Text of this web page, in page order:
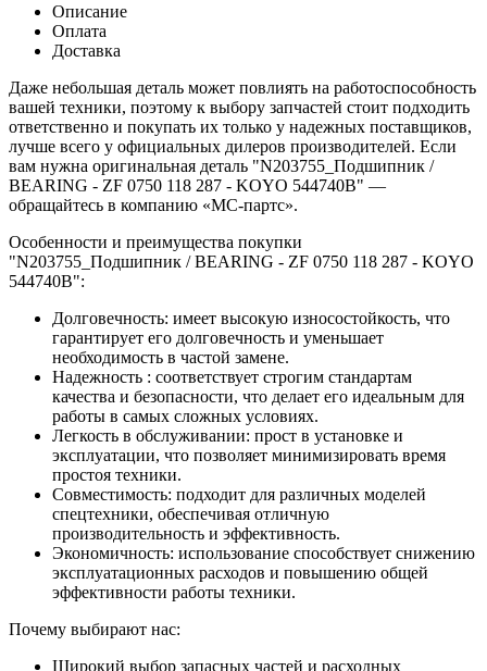
Описание
Оплата
Доставка
Даже небольшая деталь может повлиять на работоспособность
вашей техники, поэтому к выбору запчастей стоит подходить
ответственно и покупать их только у надежных поставщиков,
лучше всего у официальных дилеров производителей. Если
вам нужна оригинальная деталь "N203755_Подшипник /
BEARING - ZF 0750 118 287 - KOYO 544740B" —
обращайтесь в компанию «МС-партс».
Особенности и преимущества покупки
"N203755_Подшипник / BEARING - ZF 0750 118 287 - KOYO
544740B":
Долговечность: имеет высокую износостойкость, что
гарантирует его долговечность и уменьшает
необходимость в частой замене.
Надежность : соответствует строгим стандартам
качества и безопасности, что делает его идеальным для
работы в самых сложных условиях.
Легкость в обслуживании: прост в установке и
эксплуатации, что позволяет минимизировать время
простоя техники.
Совместимость: подходит для различных моделей
спецтехники, обеспечивая отличную
производительность и эффективность.
Экономичность: использование способствует снижению
эксплуатационных расходов и повышению общей
эффективности работы техники.
Почему выбирают нас:
Широкий выбор запасных частей и расходных